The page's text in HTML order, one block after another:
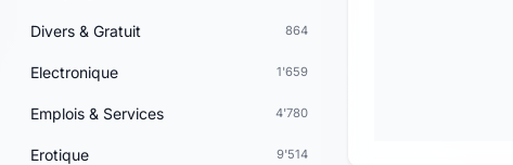
Divers & Gratuit 864
Electronique 1'659
Emplois & Services 4'780
Erotique 9'514